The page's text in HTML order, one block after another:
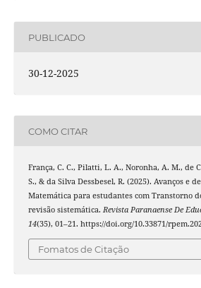
PUBLICADO
30-12-2025
COMO CITAR
França, C. C., Pilatti, L. A., Noronha, A. M., de
S., & da Silva Dessbesel, R. (2025). Avanços e
Matemática para estudantes com Transtorno
revisão sistemática. Revista Paranaense De
14(35), 01–21. https://doi.org/10.33871/
Fomatos de Citação